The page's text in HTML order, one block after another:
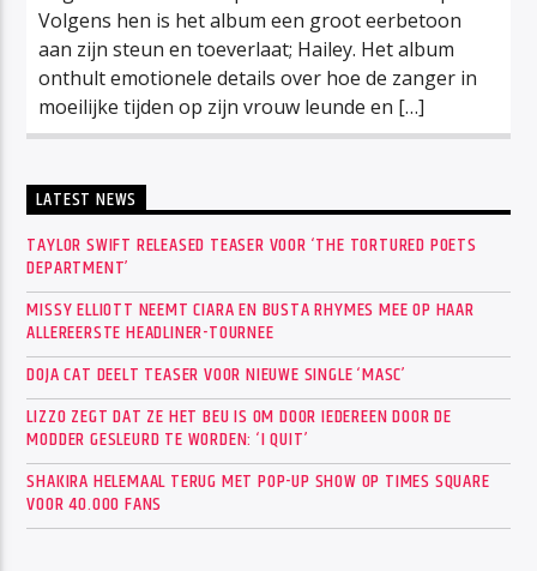
Volgens hen is het album een groot eerbetoon
aan zijn steun en toeverlaat; Hailey. Het album
onthult emotionele details over hoe de zanger in
moeilijke tijden op zijn vrouw leunde en […]
LATEST NEWS
TAYLOR SWIFT RELEASED TEASER VOOR ‘THE TORTURED POETS
DEPARTMENT’
MISSY ELLIOTT NEEMT CIARA EN BUSTA RHYMES MEE OP HAAR
ALLEREERSTE HEADLINER-TOURNEE
DOJA CAT DEELT TEASER VOOR NIEUWE SINGLE ‘MASC’
LIZZO ZEGT DAT ZE HET BEU IS OM DOOR IEDEREEN DOOR DE
MODDER GESLEURD TE WORDEN: ‘I QUIT’
SHAKIRA HELEMAAL TERUG MET POP-UP SHOW OP TIMES SQUARE
VOOR 40.000 FANS